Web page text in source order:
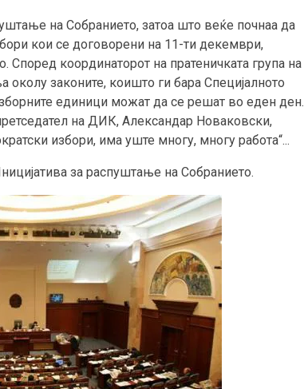
на Собранието, затоа што веќе почнаа да
кои се договорени на 11-ти декември,
координаторот на пратеничката група на
законите, коишто ги бара Специјалното
единици можат да се решат во еден ден.
на ДИК, Александар Новаковски,
избори, има уште многу, многу работа“...
за распуштање на Собранието.